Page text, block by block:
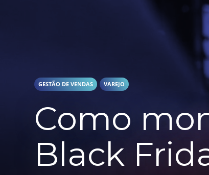
GESTÃO DE VENDAS VAREJO
Como
Black